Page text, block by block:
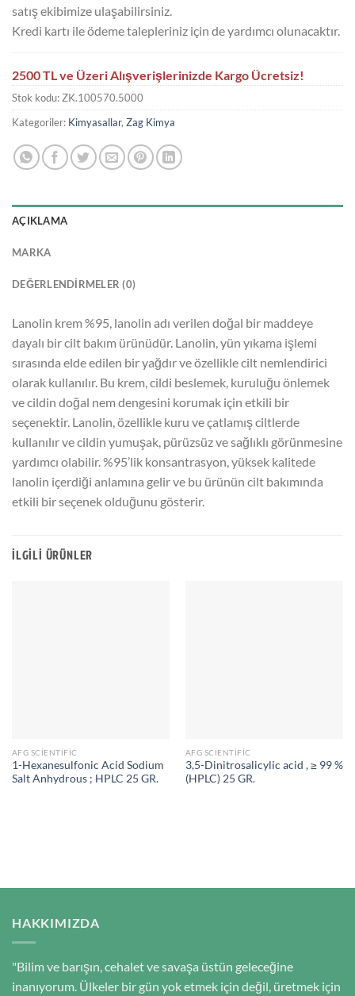
satış ekibimize ulaşabilirsiniz.
Kredi kartı ile ödeme talepleriniz için de yardımcı olunacaktır.
2500 TL ve Üzeri Alışverişlerinizde Kargo Ücretsiz!
Stok kodu:ZK.100570.5000
Kategoriler: Kimyasallar, Zag Kimya
AÇIKLAMA
MARKA
DEĞERLENDIRMELER (0)
Lanolin krem %95, lanolin adı verilen doğal bir maddeye
dayalı bir cilt bakım ürünüdür. Lanolin, yün yıkama işlemi
sırasında elde edilen bir yağdır ve özellikle cilt nemlendirici
olarak kullanılır. Bu krem, cildi beslemek, kuruluğu önlemek
ve cildin doğal nem dengesini korumak için etkili bir
seçenektir. Lanolin, özellikle kuru ve çatlamış ciltlerde
kullanılır ve cildin yumuşak, pürüzsüz ve sağlıklı görünmesine
yardımcı olabilir. %95’lik konsantrasyon, yüksek kalitede
lanolin içerdiği anlamına gelir ve bu ürünün cilt bakımında
etkili bir seçenek olduğunu gösterir.
İLGILI ÜRÜNLER
AFG SCIENTIFIC
1-Hexanesulfonic Acid Sodium
Salt Anhydrous ; HPLC 25 GR.
AFG SCIENTIFIC
3,5-Dinitrosalicylic acid , ≥ 99 %
(HPLC) 25 GR.
HAKKIMIZDA
"Bilim ve barışın, cehalet ve savaşa üstün geleceğine
inanıyorum. Ülkeler bir gün yok etmek için değil, üretmek için